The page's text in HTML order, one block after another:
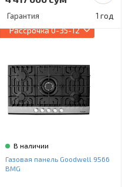
Гарантия 1 год
Рассрочка0-35-12
В наличии
Газовая панель Goodwell 9566
BMG